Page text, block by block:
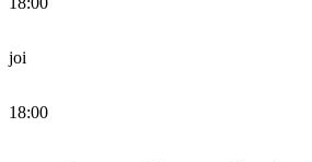
joi
18:00